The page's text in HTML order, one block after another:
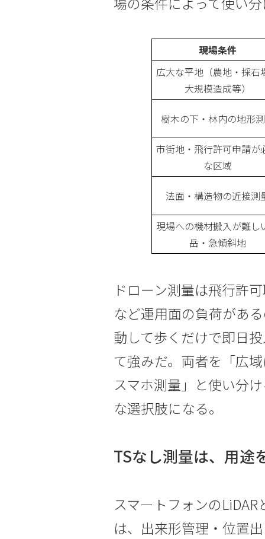
現場条件
広大な平地（農地・採石
大規模造成等）
樹木の下・林内の地形
市街地・飛行許可申請が
な区域
法面・構造物の近接測
現場への機材搬入が難し
岳・急傾斜地
ドローン測量は飛行許
など運用面の負荷があ
動して歩くだけで即日
て強みだ。両者を「広
スマホ測量」と使い分
な選択肢になる。
TSなし測量は、用途
スマートフォンの
は、出来形管理・位置